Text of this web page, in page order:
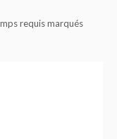
requis marqués